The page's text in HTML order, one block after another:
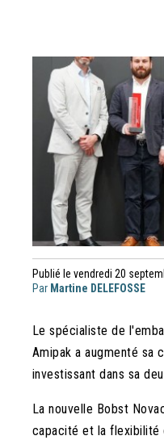
Publié le vendredi 20
Par Martine DELEFOSSE
Le spécialiste de
Amipak a augmenté sa
investissant dans sa
La nouvelle Bobst
capacité et la flexibilité